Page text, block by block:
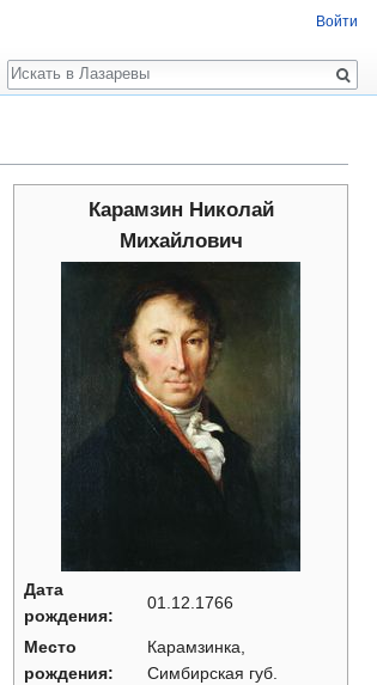
Карамзин Николай
Михайлович
Дата
рождения:
01.12.1766
Место
рождения:
Карамзинка,
Симбирская губ.
Войти
Поиск